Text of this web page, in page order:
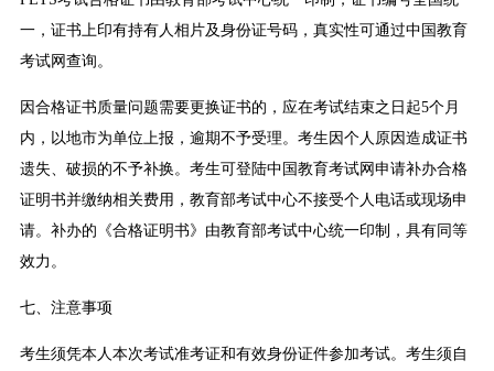
一，证书上印有持有人相片及身份证号码，真实性可通过中国教育
考试网查询。
因合格证书质量问题需要更换证书的，应在考试结束之日起5个月
内，以地市为单位上报，逾期不予受理。考生因个人原因造成证书
遗失、破损的不予补换。考生可登陆中国教育考试网申请补办合格
证明书并缴纳相关费用，教育部考试中心不接受个人电话或现场申
请。补办的《合格证明书》由教育部考试中心统一印制，具有同等
效力。
七、注意事项
考生须凭本人本次考试准考证和有效身份证件参加考试。考生须自